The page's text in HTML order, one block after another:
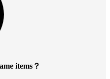
items？